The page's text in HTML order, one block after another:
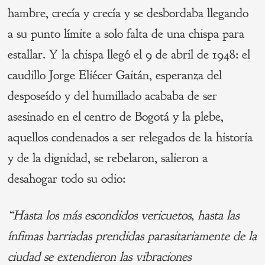
hambre, crecía y crecía y se desbordaba llegando
a su punto límite a solo falta de una chispa para
estallar. Y la chispa llegó el 9 de abril de 1948: el
caudillo Jorge Eliécer Gaitán, esperanza del
desposeído y del humillado acababa de ser
asesinado en el centro de Bogotá y la plebe,
aquellos condenados a ser relegados de la historia
y de la dignidad, se rebelaron, salieron a
desahogar todo su odio:
“Hasta los más escondidos vericuetos, hasta las
ínfimas barriadas prendidas parasitariamente de la
ciudad se extendieron las vibraciones